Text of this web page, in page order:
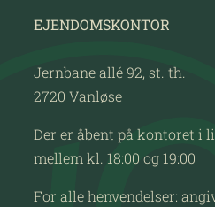
EJENDOMSKONTOR
Jernbane allé 92, st. th.
2720 Vanløse
Der er åbent på kontoret i
mellem kl. 18:00 og 19:00
For alle henvendelser: